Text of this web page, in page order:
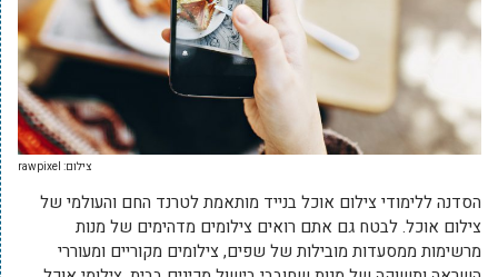
צילום: rawpixel
הסדנה ללימודי צילום אוכל בנייד מותאמת לטרנד החם והעולמי של
צילום אוכל. לבטח גם אתם רואים צילומים מדהימים של מנות
מרשימות ממסעדות מובילות של שפים, צילומים מקוריים ומעוררי